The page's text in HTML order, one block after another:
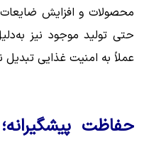
محصولات و افزایش
حتی تولید موجود نیز
عملاً به امنیت غذایی
حفاظت